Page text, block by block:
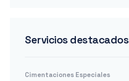
Servicios destacados
Cimentaciones Especiales